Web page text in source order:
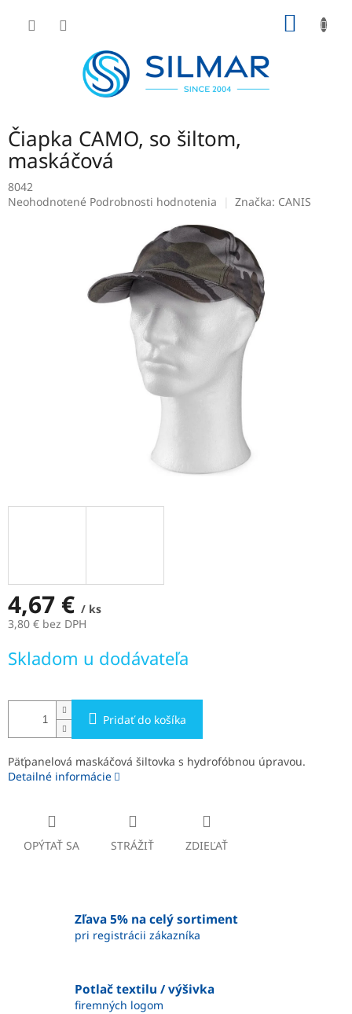
Čiapka CAMO, so šiltom,
maskáčová
8042
Priemerné
Neohodnotené Podrobnosti hodnotenia Značka: CANIS
4,67 € / ks
3,80 € bez DPH
cena:
Skladom u dodávateľa
Pridať do košíka
Päťpanelová maskáčová šiltovka s hydrofóbnou úpravou.
Detailné informácie
OPÝTAŤ SA STRÁŽIŤ ZDIEĽAŤ
Zľava 5% na celý sortiment
pri registrácii zákazníka
Potlač textilu / výšivka
firemných logom